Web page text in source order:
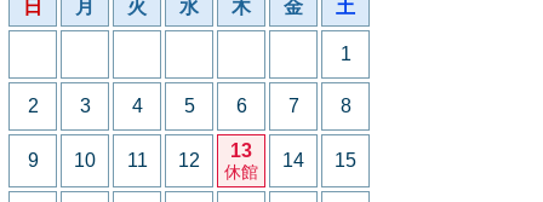
日 月 火 水 木 金 土
1
2 3 4 5 6 7 8
9 10 11 12 13
休館
14 15